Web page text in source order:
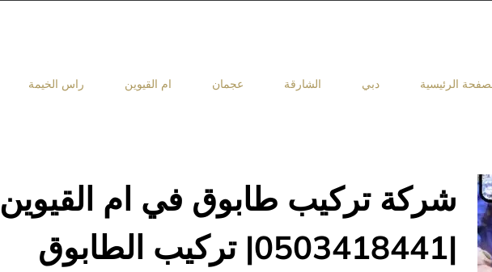
الرئيسية دبي الشارقة عجمان ام القيوين راس الخيمة
شركة تركيب طابوق في ام القيوين
|0503418441| تركيب الطابوق